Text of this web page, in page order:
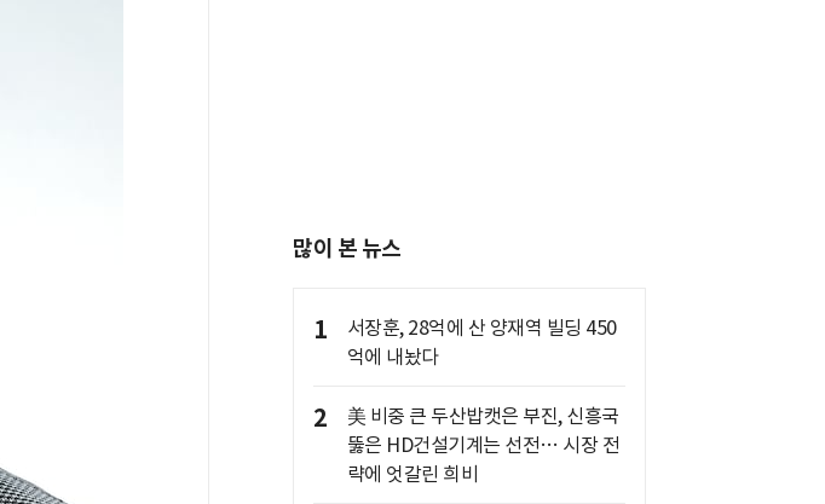
많이 본 뉴스
1
서장훈, 28억에 산 양재역 빌딩 450
억에 내놨다
2
美 비중 큰 두산밥캣은 부진, 신흥국
뚫은 HD건설기계는 선전… 시장 전
략에 엇갈린 희비